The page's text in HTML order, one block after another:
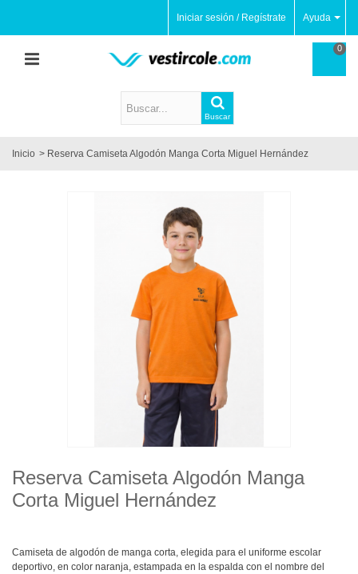
Ayuda
Iniciar sesión / Regístrate
0
Buscar
Inicio > Reserva Camiseta Algodón Manga Corta Miguel Hernández
Reserva Camiseta Algodón Manga
Corta Miguel Hernández
Camiseta de algodón de manga corta, elegida para el uniforme escolar
deportivo, en color naranja, estampada en la espalda con el nombre del